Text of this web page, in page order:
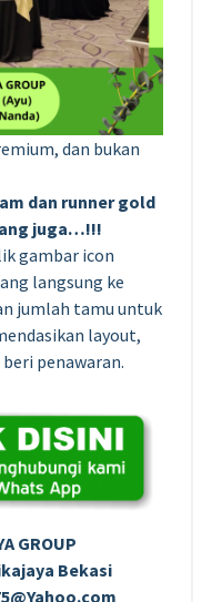
dan bukan
dan runner gold
juga…!!!
gambar icon
langsung ke
jumlah tamu untuk
layout,
penawaran.
GROUP
Bekasi